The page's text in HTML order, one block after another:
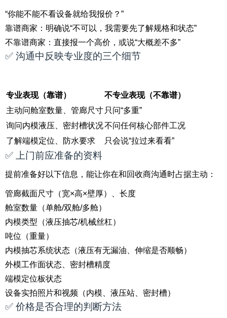
“你能不能不看设备就给我报价？”
靠谱商家：明确说“不可以，我需要先了解规格和状态”
不靠谱商家：直接报一个高价，或说“大概差不多”
✅ 沟通中反映专业度的三个细节
专业表现（靠谱）
不专业表现（不靠谱）
主动问舱室数量、管廊尺寸 只问“多重”
询问内模液压、密封槽状况不问任何核心部件工况
了解端模定位、防水要求
只会说“拉过来看看”
✅ 上门前应准备的资料
提前准备好以下信息，能让你在和回收商沟通时占据主动：
管廊截面尺寸（宽×高×壁厚）、长度
舱室数量（单舱/双舱/多舱）
内模类型（液压抽芯/机械丝杠）
吨位（重量）
内模抽芯系统状态（液压有无漏油、伸缩是否顺畅）
外模工作面状态、密封槽精度
端模定位板状态
设备实拍照片和视频（内模、液压站、密封槽）
✅ 价格是否合理的判断方法